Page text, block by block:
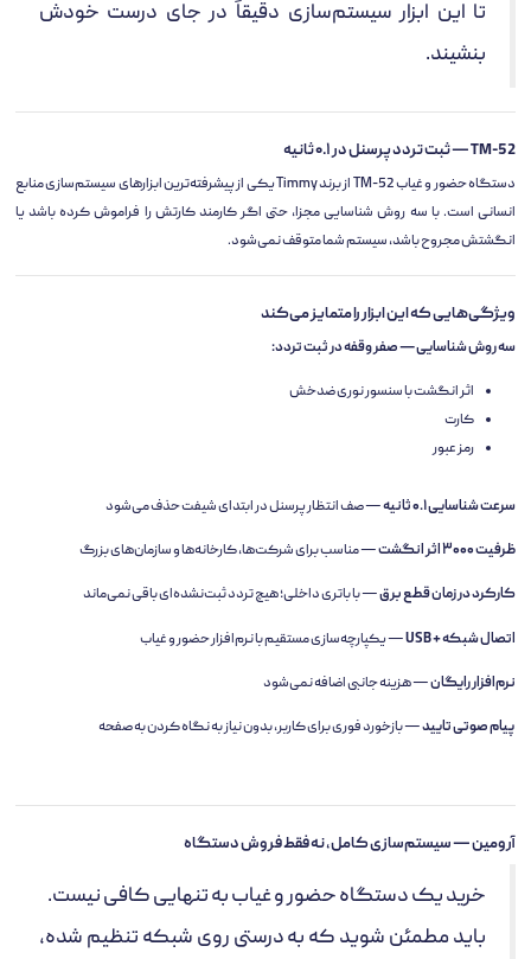
تا این ابزار سیستم‌سازی دقیقاً در جای درست خودش
بنشیند.
TM-52 — ثبت تردد پرسنل در ۰.۱ ثانیه
دستگاه حضور و غیاب TM-52 از برند Timmy یکی از پیشرفته‌ترین ابزارهای سیستم‌سازی منابع
انسانی است. با سه روش شناسایی مجزا، حتی اگر کارمند کارتش را فراموش کرده باشد یا
انگشتش مجروح باشد، سیستم شما متوقف نمی‌شود.
ویژگی‌هایی که این ابزار را متمایز می‌کند
سه روش شناسایی — صفر وقفه در ثبت تردد:
اثر انگشت با سنسور نوری ضدخش
کارت
رمز عبور
سرعت شناسایی ۰.۱ ثانیه — صف انتظار پرسنل در ابتدای شیفت حذف می‌شود
ظرفیت ۳۰۰۰ اثر انگشت — مناسب برای شرکت‌ها، کارخانه‌ها و سازمان‌های بزرگ
کارکرد در زمان قطع برق— با باتری داخلی؛ هیچ تردد ثبت‌نشده‌ای باقی نمی‌ماند
اتصال شبکه + USB — یکپارچه‌سازی مستقیم با نرم‌افزار حضور و غیاب
نرم‌افزار رایگان— هزینه جانبی اضافه نمی‌شود
پیام صوتی تایید— بازخورد فوری برای کاربر، بدون نیاز به نگاه کردن به صفحه
آرومین — سیستم‌سازی کامل، نه فقط فروش دستگاه
خرید یک دستگاه حضور و غیاب به تنهایی کافی نیست.
باید مطمئن شوید که به درستی روی شبکه تنظیم شده،